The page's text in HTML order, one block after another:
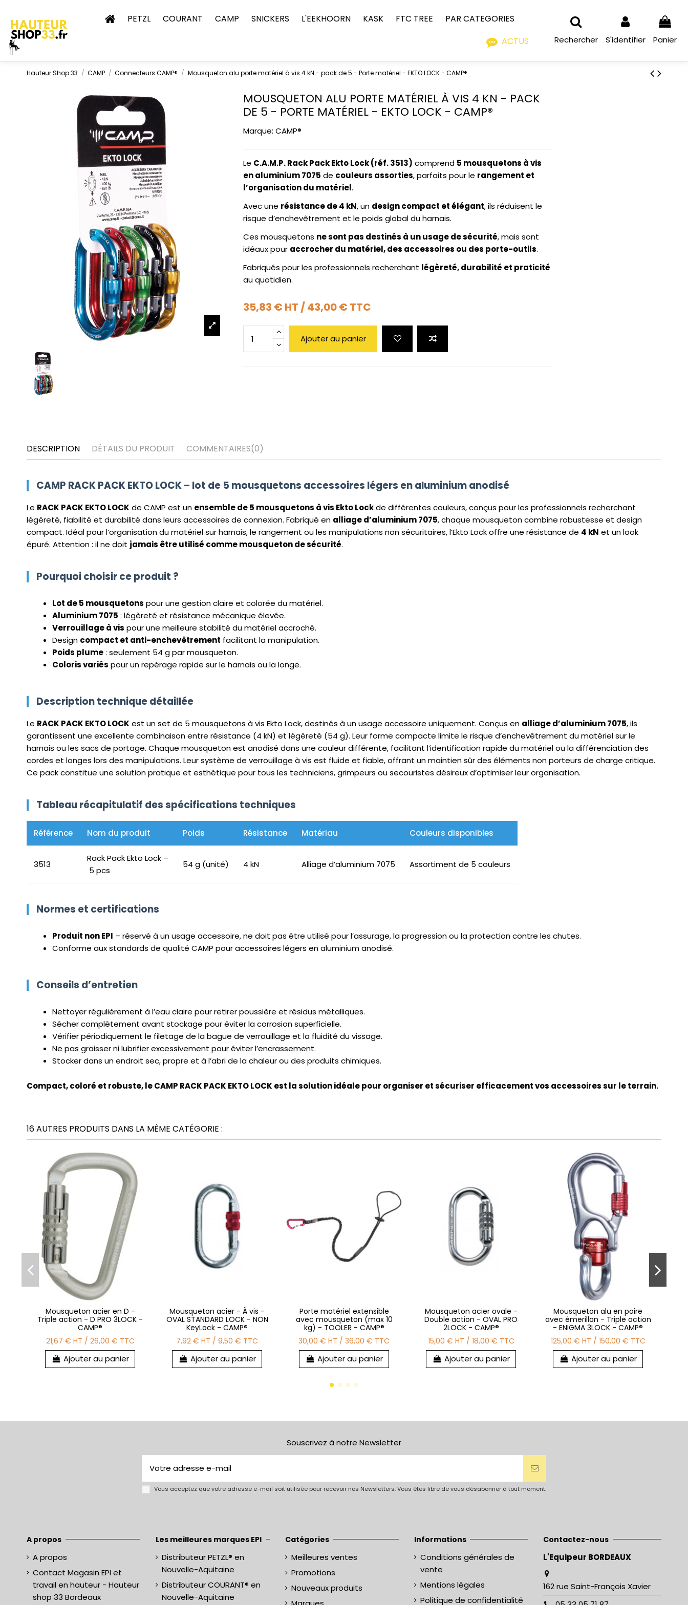
PETZL COURANT CAMP SNICKERS L'EEKHOORN KASK FTC TREE
PAR CATEGORIES
ACTUS
Rechercher S'identifier Panier
Hauteur Shop 33 CAMP Connecteurs CAMP® Mousqueton alu porte matériel à vis 4 kN - pack de 5 - Porte matériel - EKTO LOCK - CAMP®
MOUSQUETON ALU PORTE MATÉRIEL À VIS 4 KN - PACK
DE 5 - PORTE MATÉRIEL - EKTO LOCK - CAMP®
Marque: CAMP®
Le C.A.M.P. Rack Pack Ekto Lock (réf. 3513) comprend 5 mousquetons à vis
en aluminium 7075 de couleurs assorties, parfaits pour le rangement et
l’organisation du matériel.
Avec une résistance de 4 kN, un design compact et élégant, ils réduisent le
risque d’enchevêtrement et le poids global du harnais.
Ces mousquetons ne sont pas destinés à un usage de sécurité, mais sont
idéaux pour accrocher du matériel, des accessoires ou des porte-outils.
Fabriqués pour les professionnels recherchant légèreté, durabilité et praticité
au quotidien.
35,83 € HT /43,00 € TTC
Ajouter au panier
DESCRIPTION DÉTAILS DU PRODUIT COMMENTAIRES(0)
CAMP RACK PACK EKTO LOCK – lot de 5 mousquetons accessoires légers en aluminium anodisé
Le RACK PACK EKTO LOCK de CAMP est un ensemble de 5 mousquetons à vis Ekto Lockde différentes couleurs, conçus pour les professionnels recherchant
légèreté, fiabilité et durabilité dans leurs accessoires de connexion. Fabriqué en alliage d’aluminium 7075, chaque mousqueton combine robustesse et design
compact. Idéal pour l’organisation du matériel sur harnais, le rangement ou les manipulations non sécuritaires, l’Ekto Lock offre une résistance de 4 kN et un look
épuré. Attention : il ne doit jamais être utilisé comme mousqueton de sécurité.
Pourquoi choisir ce produit ?
Lot de 5 mousquetons pour une gestion claire et colorée du matériel.
Aluminium 7075 : légèreté et résistance mécanique élevée.
Verrouillage à vis pour une meilleure stabilité du matériel accroché.
Design compact et anti-enchevêtrement facilitant la manipulation.
Poids plume: seulement 54 g par mousqueton.
Coloris variés pour un repérage rapide sur le harnais ou la longe.
Description technique détaillée
Le RACK PACK EKTO LOCK est un set de 5 mousquetons à vis Ekto Lock, destinés à un usage accessoire uniquement. Conçus en alliage d’aluminium 7075, ils
garantissent une excellente combinaison entre résistance (4 kN) et légèreté (54 g). Leur forme compacte limite le risque d’enchevêtrement du matériel sur le
harnais ou les sacs de portage. Chaque mousqueton est anodisé dans une couleur différente, facilitant l’identification rapide du matériel ou la différenciation des
cordes et longes lors des manipulations. Leur système de verrouillage à vis est fluide et fiable, offrant un maintien sûr des éléments non porteurs de charge critique.
Ce pack constitue une solution pratique et esthétique pour tous les techniciens, grimpeurs ou secouristes désireux d’optimiser leur organisation.
Tableau récapitulatif des spécifications techniques
Référence Nom du produit Poids Résistance Matériau Couleurs disponibles
3513
Rack Pack Ekto Lock –
5 pcs
54 g (unité) 4 kN Alliage d’aluminium 7075 Assortiment de 5 couleurs
Normes et certifications
Produit non EPI – réservé à un usage accessoire, ne doit pas être utilisé pour l’assurage, la progression ou la protection contre les chutes.
Conforme aux standards de qualité CAMP pour accessoires légers en aluminium anodisé.
Conseils d’entretien
Nettoyer régulièrement à l’eau claire pour retirer poussière et résidus métalliques.
Sécher complètement avant stockage pour éviter la corrosion superficielle.
Vérifier périodiquement le filetage de la bague de verrouillage et la fluidité du vissage.
Ne pas graisser ni lubrifier excessivement pour éviter l’encrassement.
Stocker dans un endroit sec, propre et à l’abri de la chaleur ou des produits chimiques.
Compact, coloré et robuste, le CAMP RACK PACK EKTO LOCK est la solution idéale pour organiser et sécuriser efficacement vos accessoires sur le terrain.
16 AUTRES PRODUITS DANS LA MÊME CATÉGORIE :
Mousqueton acier en D -
Triple action - D PRO 3LOCK -
CAMP®
21,67 € HT / 26,00 € TTC
Ajouter au panier
Mousqueton acier - À vis -
OVAL STANDARD LOCK - NON
KeyLock - CAMP®
7,92 € HT / 9,50 € TTC
Ajouter au panier
Porte matériel extensible
avec mousqueton (max 10
kg) - TOOLER - CAMP®
30,00 € HT / 36,00 € TTC
Ajouter au panier
Mousqueton acier ovale -
Double action - OVAL PRO
2LOCK - CAMP®
15,00 € HT / 18,00 € TTC
Ajouter au panier
Mousqueton alu en poire
avec émerillon - Triple action
- ENIGMA 3LOCK - CAMP®
125,00 € HT / 150,00 € TTC
Ajouter au panier
Souscrivez à notre Newsletter
Vous acceptez que votre adresse e-mail soit utilisée pour recevoir nos Newsletters. Vous êtes libre de vous désabonner à tout moment.
A propos
A propos
Contact Magasin EPI et
travail en hauteur - Hauteur
shop 33 Bordeaux
Les meilleures marques EPI
Distributeur PETZL® en
Nouvelle-Aquitaine
Distributeur COURANT® en
Nouvelle-Aquitaine
Catégories
Meilleures ventes
Promotions
Nouveaux produits
Informations
Conditions générales de
vente
Mentions légales
Politique de confidentialité
Contactez-nous
L'Equipeur BORDEAUX
162 rue Saint-François Xavier